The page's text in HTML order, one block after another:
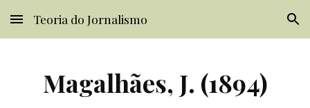
Skip to main content Skip to navigation
Teoria do Jornalismo
Magalhães, J. (1894)